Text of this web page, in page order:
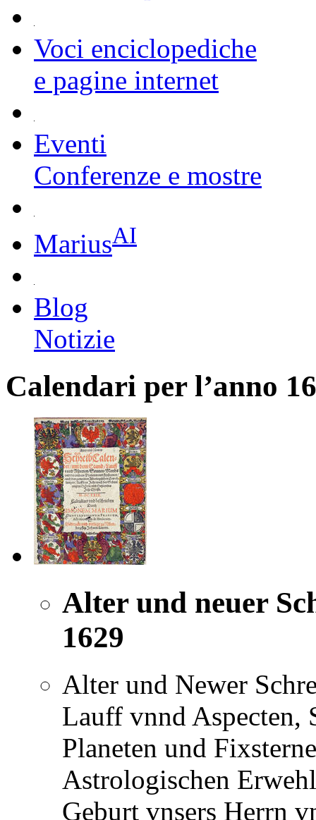
Voci enciclopediche
e pagine internet
Eventi
Conferenze e mostre
MariusAI
Blog
Notizie
Calendari per l’anno
Alter und neuer
1629
Alter und Newer
Lauff vnnd Aspecten,
Planeten und
Astrologischen
Geburt vnsers Herrn